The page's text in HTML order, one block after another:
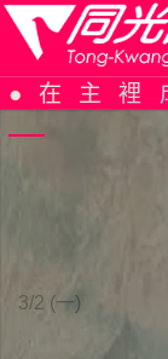
Skip
to
content
在主裡
3/2 (一)